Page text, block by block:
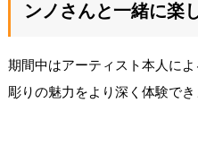
ンノさんと一緒に楽
期間中はアーティスト本人に
彫りの魅力をより深く体験でき